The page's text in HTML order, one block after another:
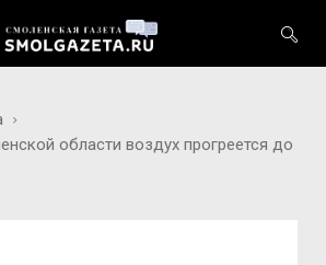
области воздух прогреется до